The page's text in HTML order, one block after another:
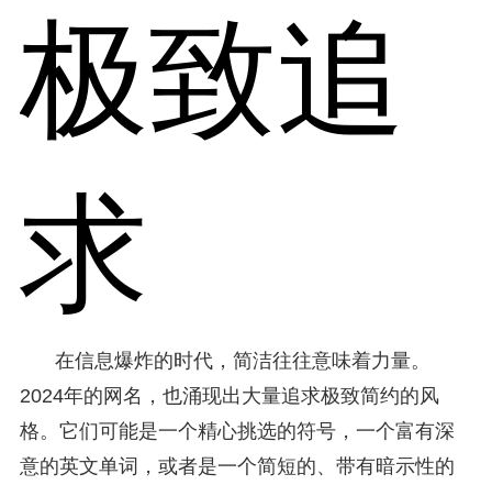
极致追
求
在信息爆炸的时代，简洁往往意味着力量。
2024年的网名，也涌现出大量追求极致简约的风
格。它们可能是一个精心挑选的符号，一个富有深
意的英文单词，或者是一个简短的、带有暗示性的